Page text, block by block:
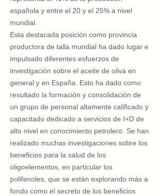
española y entre el 20 y el 25% a nivel
mundial.
Esta destacada posición como provincia
productora de talla mundial ha dado lugar e
impulsado diferentes esfuerzos de
investigación sobre el aceite de oliva en
general y en España. Esto ha dado como
resultado la formación y consolidación de
un grupo de personal altamente calificado y
capacitado dedicado a servicios de I+D de
alto nivel en conocimiento petrolero. Se han
realizado muchas investigaciones sobre los
beneficios para la salud de los
oligoelementos, en particular los
polifenoles, que se están explorando más a
fondo como el secreto de los beneficios